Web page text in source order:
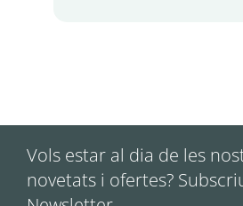
Vols estar al dia de les
novetats i ofertes?